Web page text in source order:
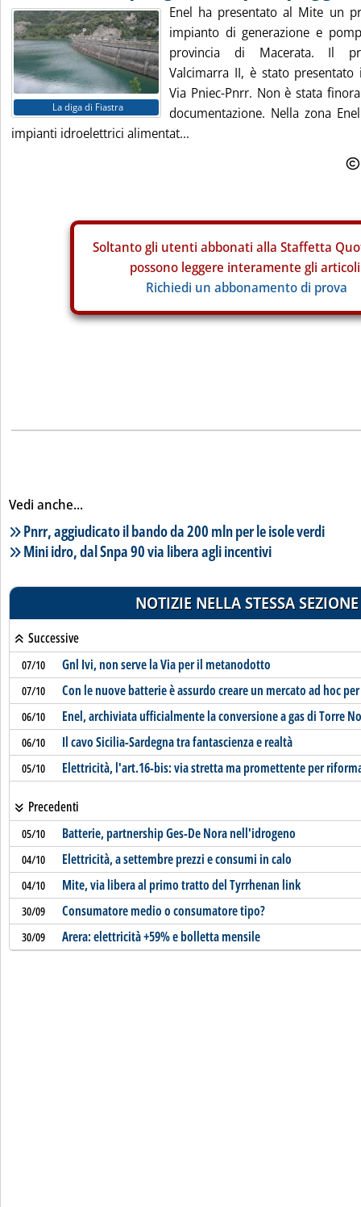
La diga di Fiastra
Enel ha presentato al Mite un
impianto di generazione e
provincia di Macerata. Il
Valcimarra II, è stato
Via Pniec-Pnrr. Non è stata
documentazione. Nella zona
impianti idroelettrici alimentat...
Soltanto gli utenti abbonati alla Staffetta
possono leggere interamente gli
Richiedi un abbonamento di prova
Vedi anche...
Lista notizie correlate
Pnrr, aggiudicato il bando da 200 mln per le isole verdi
Mini idro, dal Snpa 90 via libera agli incentivi
NOTIZIE NELLA STESSA SEZIONE
Successive
07/10 Gnl Ivi, non serve la Via per il metanodotto
07/10 Con le nuove batterie è assurdo creare un mercato ad hoc
06/10 Enel, archiviata ufficialmente la conversione a gas di Torre
06/10 Il cavo Sicilia-Sardegna tra fantascienza e realtà
05/10 Elettricità, l'art.16-bis: via stretta ma promettente per
Precedenti
05/10 Batterie, partnership Ges-De Nora nell'idrogeno
04/10 Elettricità, a settembre prezzi e consumi in calo
04/10 Mite, via libera al primo tratto del Tyrrhenan link
30/09 Consumatore medio o consumatore tipo?
30/09 Arera: elettricità +59% e bolletta mensile